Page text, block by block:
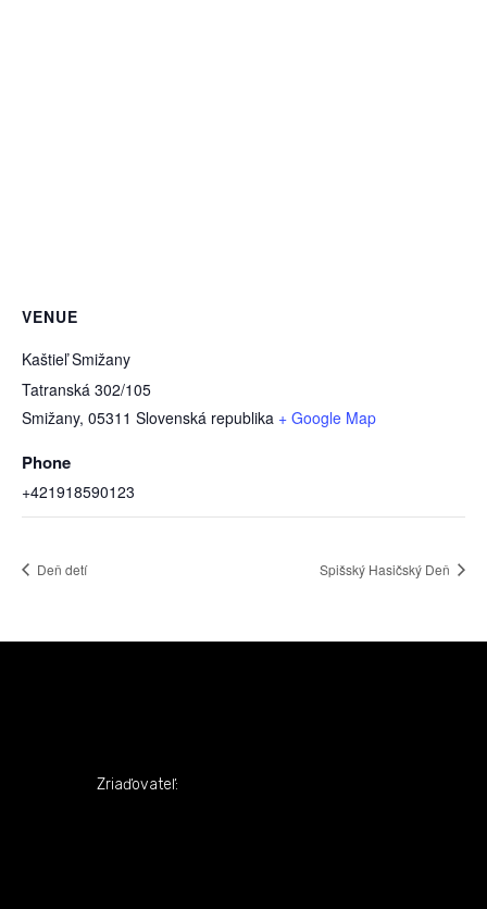
VENUE
Kaštieľ Smižany
Tatranská 302/105
Smižany, 05311 Slovenská republika + Google Map
Phone
+421918590123
Deň detí Spišský Hasičský Deň
Zriaďovateľ: